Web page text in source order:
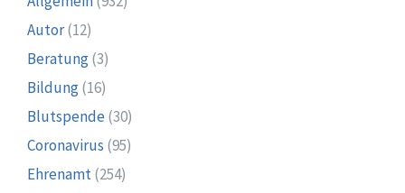
Autor(12)
Beratung(3)
Bildung(16)
Blutspende (30)
Coronavirus (95)
Ehrenamt(254)